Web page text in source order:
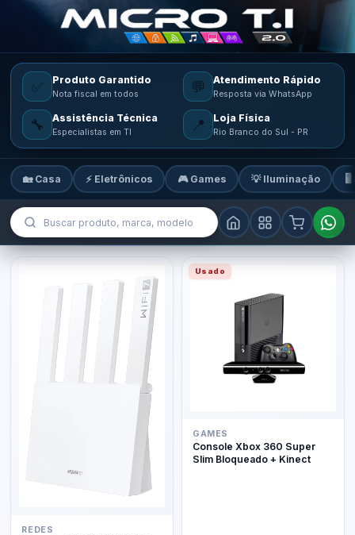
✅ Produto Garantido
Nota fiscal em todos 💬 Atendimento Rápido
Resposta via WhatsApp
🔧 Assistência Técnica
Especialistas em TI 📍 Loja Física
Rio Branco do Sul - PR
🏡 Casa ⚡ Eletrônicos 🎮 Games 💡 Iluminação 🖥️
MicroTi — Sua loja de
REDES
Usado
GAMES
Console Xbox 360 Super
Slim Bloqueado + Kinect